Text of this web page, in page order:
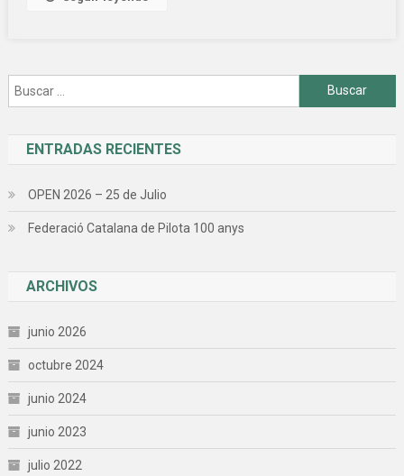
Buscar:
ENTRADAS RECIENTES
OPEN 2026 – 25 de Julio
Federació Catalana de Pilota 100 anys
ARCHIVOS
junio 2026
octubre 2024
junio 2024
junio 2023
julio 2022